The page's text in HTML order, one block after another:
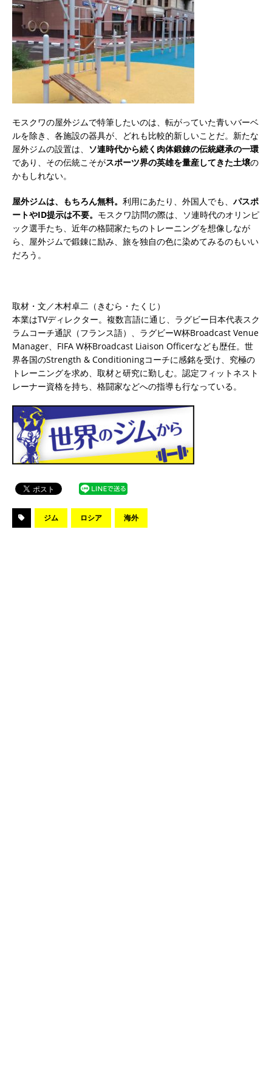
モスクワの屋外ジムで特筆したいのは、転がっていた青いバーベ
ルを除き、各施設の器具が、どれも比較的新しいことだ。新たな
屋外ジムの設置は、 ソ連時代から続く肉体鍛錬の伝統継承の一環
であり、その伝統こそがスポーツ界の英雄を量産してきた土壌の
かもしれない。
屋外ジムは、もちろん無料。 利用にあたり、外国人でも、 パスポ
ートやID提示は不要。 モスクワ訪問の際は、ソ連時代のオリンピ
ック選手たち、近年の格闘家たちのトレーニングを想像しなが
ら、屋外ジムで鍛錬に励み、旅を独自の色に染めてみるのもいい
だろう。
取材・文／木村卓二（きむら・たくじ）
本業はTVディレクター。複数言語に通じ、ラグビー日本代表スク
ラムコーチ通訳（フランス語）、ラグビーW杯Broadcast Venue
Manager、FIFA W杯Broadcast Liaison Officerなども歴任。世
界各国のStrength & Conditioningコーチに感銘を受け、究極の
トレーニングを求め、取材と研究に勤しむ。認定フィットネスト
レーナー資格を持ち、格闘家などへの指導も行なっている。
ジム ロシア 海外